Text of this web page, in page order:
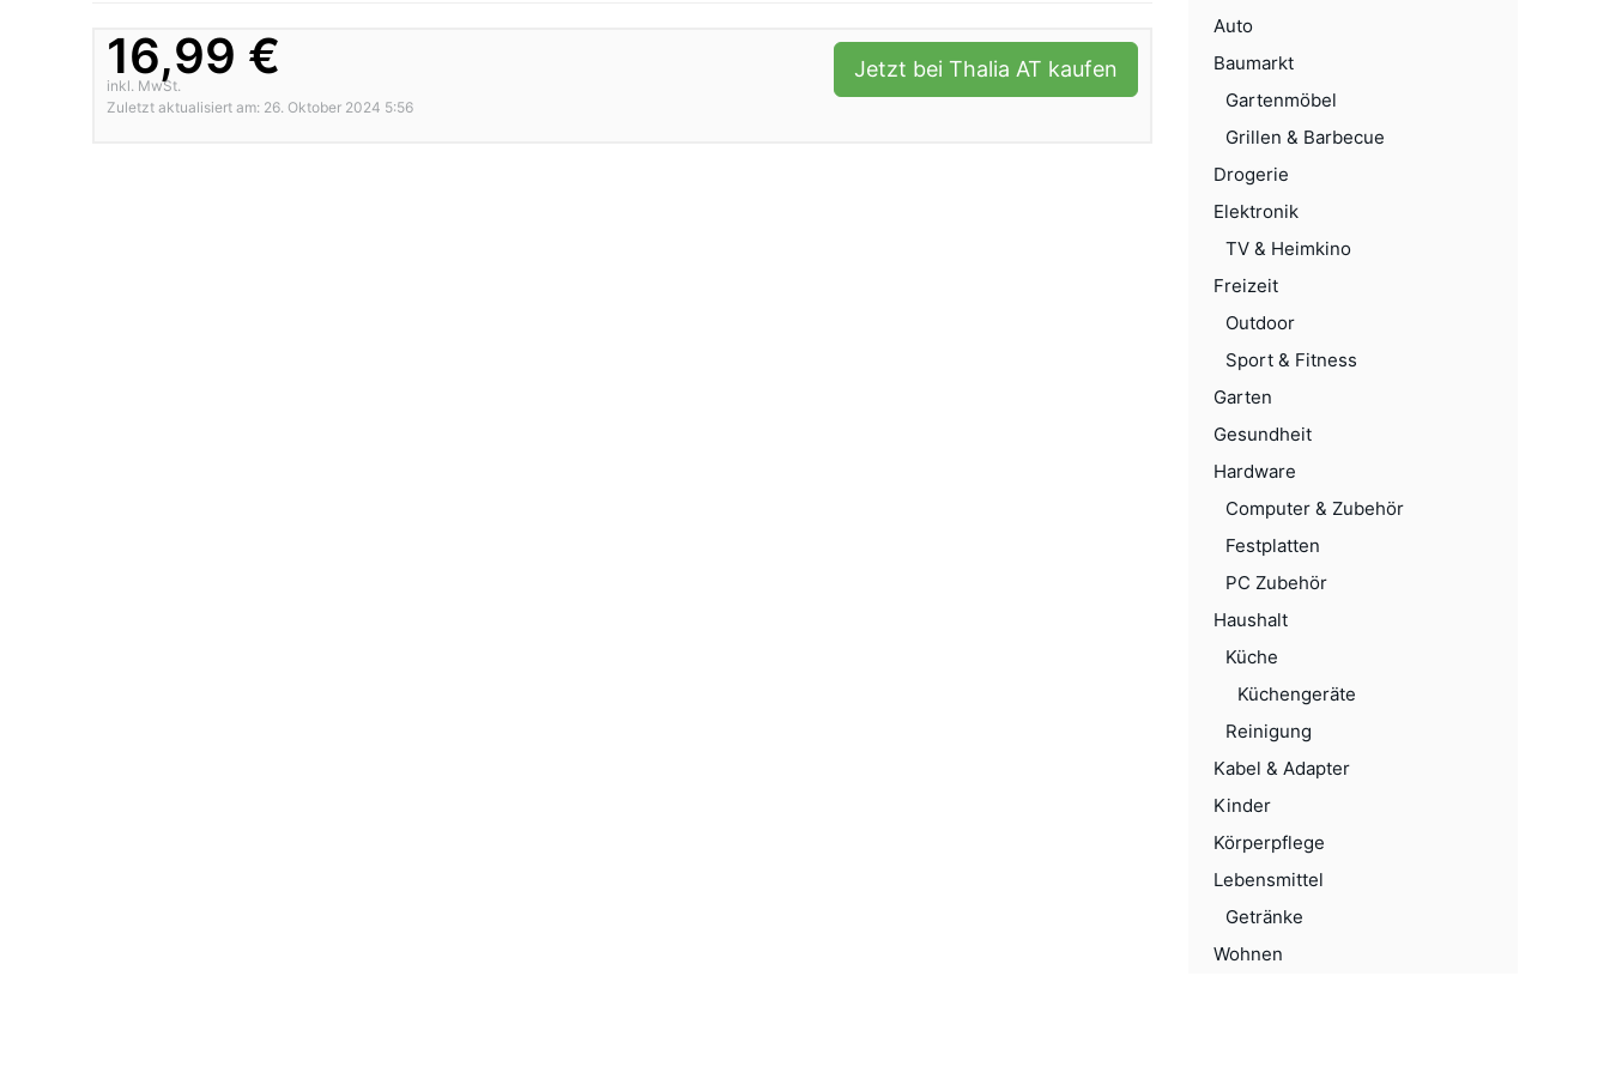
16,99 €
inkl. MwSt.
Zuletzt aktualisiert am: 26. Oktober 2024 5:56
Jetzt bei Thalia AT kaufen
Auto
Baumarkt
Gartenmöbel
Grillen & Barbecue
Drogerie
Elektronik
TV & Heimkino
Freizeit
Outdoor
Sport & Fitness
Garten
Gesundheit
Hardware
Computer & Zubehör
Festplatten
PC Zubehör
Haushalt
Küche
Küchengeräte
Reinigung
Kabel & Adapter
Kinder
Körperpflege
Lebensmittel
Getränke
Wohnen